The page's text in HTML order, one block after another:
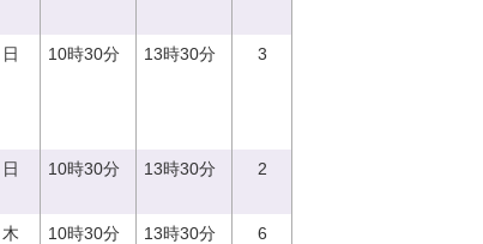
日 10時30分 13時30分 3
日 10時30分 13時30分 2
木 10時30分 13時30分 6